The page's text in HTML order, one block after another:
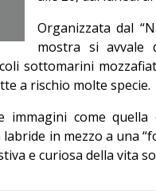
Organizzata dal
mostra si avvale
sottomarini
a rischio molte specie.
come quella
in mezzo a una
e curiosa della vita